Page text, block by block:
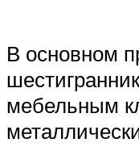
В основном
мебельным